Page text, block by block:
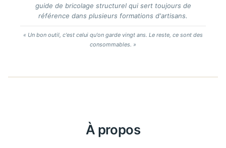
guide de bricolage structurel qui sert toujours de
référence dans plusieurs formations d'artisans.
« Un bon outil, c'est celui qu'on garde vingt ans. Le reste, ce sont des
consommables. »
À propos